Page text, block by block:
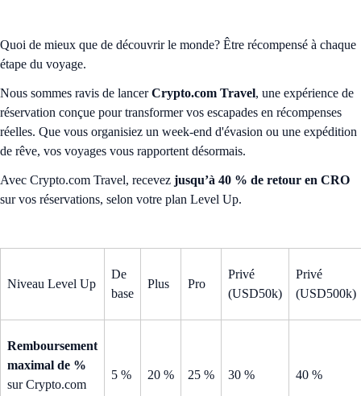
Quoi de mieux que de découvrir le monde? Être récompensé à chaque
étape du voyage.
Nous sommes ravis de lancerCrypto.com Travel, une expérience de
réservation conçue pour transformer vos escapades en récompenses
réelles. Que vous organisiez un week-end d'évasion ou une expédition
de rêve, vos voyages vous rapportent désormais.
Avec Crypto.com Travel, recevez jusqu’à 40 % de retour en CRO
sur vos réservations, selon votre plan Level Up.
Niveau Level Up
De
base
Plus Pro
Privé
(USD50k)
Privé
(USD500k)
Remboursement
maximal de %
sur Crypto.com
5 % 20 % 25 % 30 % 40 %